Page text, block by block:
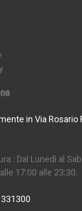
in Via Rosario
: Dal Lunedì al
17:00 alle 23:30.